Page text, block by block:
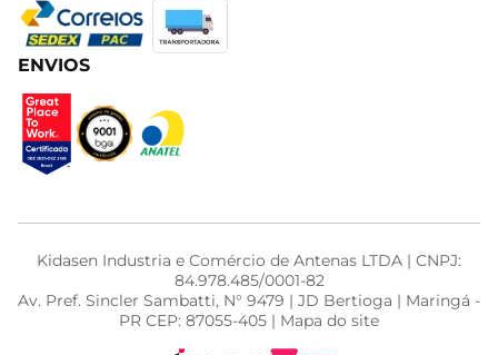
ENVIOS
Kidasen Industria e Comércio de Antenas LTDA | CNPJ:
84.978.485/0001-82
Av. Pref. Sincler Sambatti, N° 9479 | JD Bertioga | Maringá -
PR CEP: 87055-405 | Mapa do site